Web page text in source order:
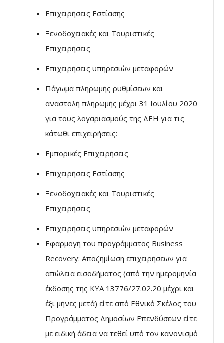
Επιχειρήσεις Εστίασης
Ξενοδοχειακές και Τουριστικές
Επιχειρήσεις
Επιχειρήσεις υπηρεσιών μεταφορών
Πάγωμα πληρωμής ρυθμίσεων και
αναστολή πληρωμής μέχρι 31 Ιουλίου 2020
για τους λογαριασμούς της ΔΕΗ για τις
κάτωθι επιχειρήσεις:
Εμπορικές Επιχειρήσεις
Επιχειρήσεις Εστίασης
Ξενοδοχειακές και Τουριστικές
Επιχειρήσεις
Επιχειρήσεις υπηρεσιών μεταφορών
Εφαρμογή του προγράμματος Business
Recovery: Αποζημίωση επιχειρήσεων για
απώλεια εισοδήματος (από την ημερομηνία
έκδοσης της ΚΥΑ 13776/27.02.20 μέχρι και
έξι μήνες μετά) είτε από Εθνικό Σκέλος του
Προγράμματος Δημοσίων Επενδύσεων είτε
με ειδική άδεια να τεθεί υπό τον κανονισμό